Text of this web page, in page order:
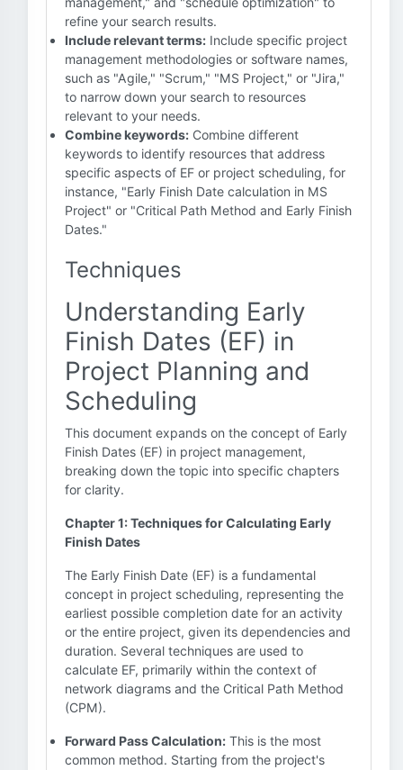
refine your search results.
Include relevant terms: Include specific project
management methodologies or software names,
such as "Agile," "Scrum," "MS Project," or "Jira,"
to narrow down your search to resources
relevant to your needs.
Combine keywords: Combine different
keywords to identify resources that address
specific aspects of EF or project scheduling, for
instance, "Early Finish Date calculation in MS
Project" or "Critical Path Method and Early Finish
Dates."
Techniques
Understanding Early
Finish Dates (EF) in
Project Planning and
Scheduling
This document expands on the concept of Early
Finish Dates (EF) in project management,
breaking down the topic into specific chapters
for clarity.
Chapter 1: Techniques for Calculating Early
Finish Dates
The Early Finish Date (EF) is a fundamental
concept in project scheduling, representing the
earliest possible completion date for an activity
or the entire project, given its dependencies and
duration. Several techniques are used to
calculate EF, primarily within the context of
network diagrams and the Critical Path Method
(CPM).
Forward Pass Calculation: This is the most
common method. Starting from the project's